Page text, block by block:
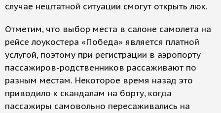
случае нештатной ситуации смогут открыть люк.
Отметим, что выбор места в салоне самолета на
рейсе лоукостера «Победа» является платной
услугой, поэтому при регистрации в аэропорту
пассажиров-родственников рассаживают по
разным местам. Некоторое время назад это
приводило к скандалам на борту, когда
пассажиры самовольно пересаживались на